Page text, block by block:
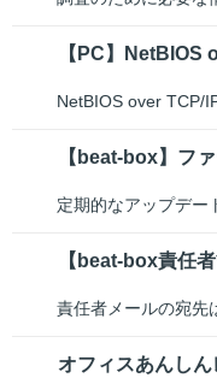
【PC】NetBIOS
NetBIOS over TCP/
定期的なアップデー
責任者メールの宛先